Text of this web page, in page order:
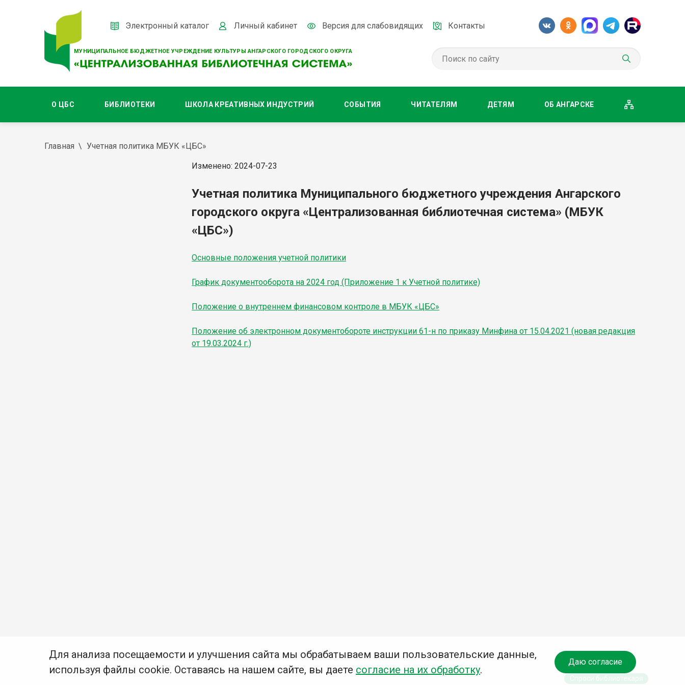
МУНИЦИПАЛЬНОЕ БЮДЖЕТНОЕ УЧРЕЖДЕНИЕ КУЛЬТУРЫ АНГАРСКОГО ГОРОДСКОГО ОКРУГА
Электронный каталог Личный кабинет Версия для слабовидящих Контакты
О ЦБС БИБЛИОТЕКИ ШКОЛА КРЕАТИВНЫХ ИНДУСТРИЙ СОБЫТИЯ ЧИТАТЕЛЯМ ДЕТЯМ ОБ АНГАРСКЕ
Главная Учетная политика МБУК «ЦБС»
Изменено: 2024-07-23
Учетная политика Муниципального бюджетного учреждения Ангарского
городского округа «Централизованная библиотечная система» (МБУК
«ЦБС»)
Основные положения учетной политики
График документооборота на 2024 год (Приложение 1 к Учетной политике)
Положение о внутреннем финансовом контроле в МБУК «ЦБС»
Положение об электронном документобороте инструкции 61-н по приказу Минфина от 15.04.2021 (новая редакция
от 19.03.2024 г.)
Для анализа посещаемости и улучшения сайта мы обрабатываем ваши пользовательские данные,
используя файлы cookie. Оставаясь на нашем сайте, вы даете согласие на их обработку.
Даю согласие
Спроси библиотекаря